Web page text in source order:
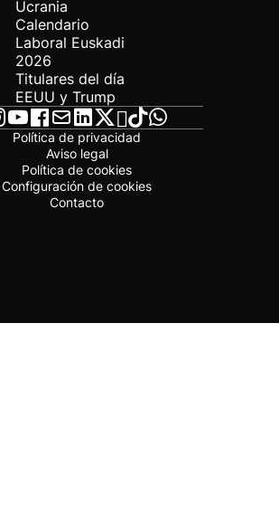
Ucrania
Calendario
Laboral Euskadi
2026
Titulares del día
EEUU y Trump
Política de privacidad
Aviso legal
Política de cookies
Configuración de cookies
Contacto